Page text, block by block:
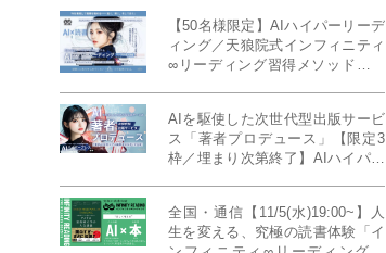
【50名様限定】AIハイパーリーデ
ィング／天狼院式インフィニティ
∞リーディング習得メソッド《４
AIを駆使した次世代型出版サービ
ス「著者プロデュース」【限定3
枠／埋まり次第終了】AIハイパー
全国・通信【11/5(水)19:00~】人
生を変える、究極の読書体験「イ